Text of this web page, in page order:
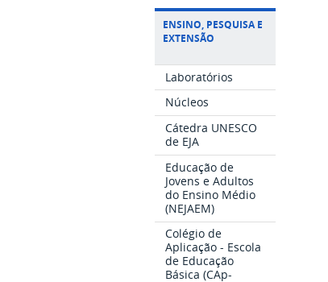
ENSINO, PESQUISA E
EXTENSÃO
Laboratórios
Núcleos
Cátedra UNESCO
de EJA
Educação de
Jovens e Adultos
do Ensino Médio
(NEJAEM)
Colégio de
Aplicação - Escola
de Educação
Básica (CAp-